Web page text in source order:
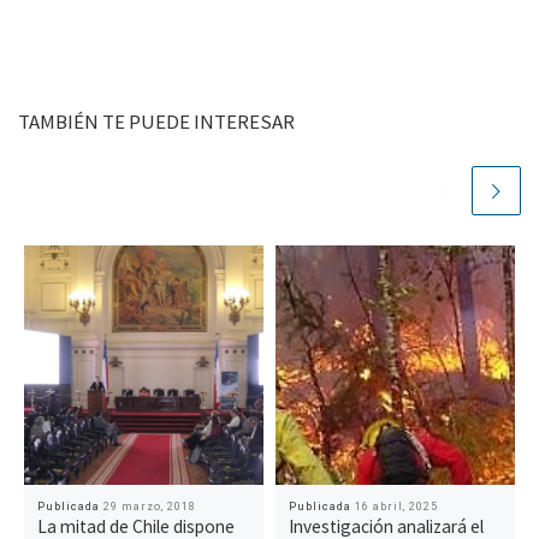
TAMBIÉN TE PUEDE INTERESAR
Publicada 29 marzo, 2018
La mitad de Chile dispone
Publicada 16 abril, 2025
Investigación analizará el